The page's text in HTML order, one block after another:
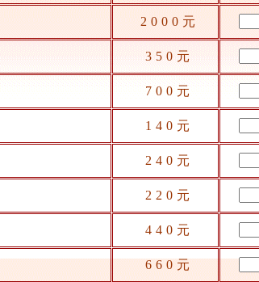
2000元
350元
700元
140元
240元
220元
440元
660元